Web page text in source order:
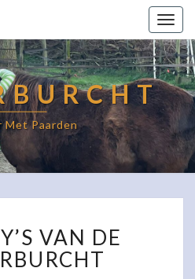
Met Paarden
PONY’S
VAN
DE
VAN DE